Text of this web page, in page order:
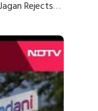
Rejects